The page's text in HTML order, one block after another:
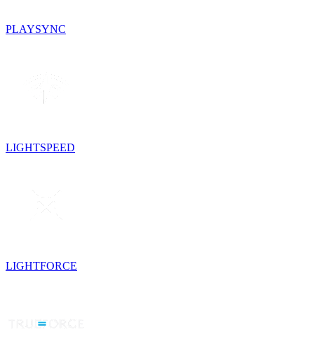
PLAYSYNC
LIGHTSPEED
LIGHTFORCE